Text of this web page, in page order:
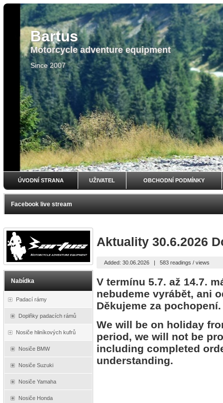
Bartus
Motorcycle adventure equipment
Since 2007
ÚVODNÍ STRANA UŽIVATEL OBCHODNÍ PODMÍNKY
Facebook live stream
Nabídka
Padací rámy
Doplňky padacích rámů
Nosiče hliníkových kufrů
Nosiče BMW
Nosiče Suzuki
Nosiče Yamaha
Nosiče Honda
Aktuality 30.6.2026
Added: 30.06.2026 |583 readings / views
V termínu 5.7. až 14.7.
nebudeme vyrábět, ani
Děkujeme za pochopení.
We will be on holiday
period, we will not be
including completed
understanding.